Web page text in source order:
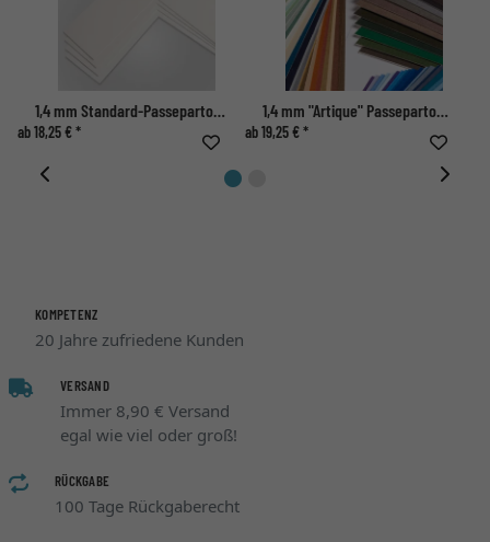
1,4 mm Standard-Passepartout mit individuellem Ausschnitt
ab 18,25 € *
1,4 mm "Artique" Passepartout nach Maß
ab 19,25 € *
KOMPETENZ
20 Jahre zufriedene Kunden
VERSAND
Immer 8,90 € Versand
egal wie viel oder groß!
RÜCKGABE
100 Tage Rückgaberecht